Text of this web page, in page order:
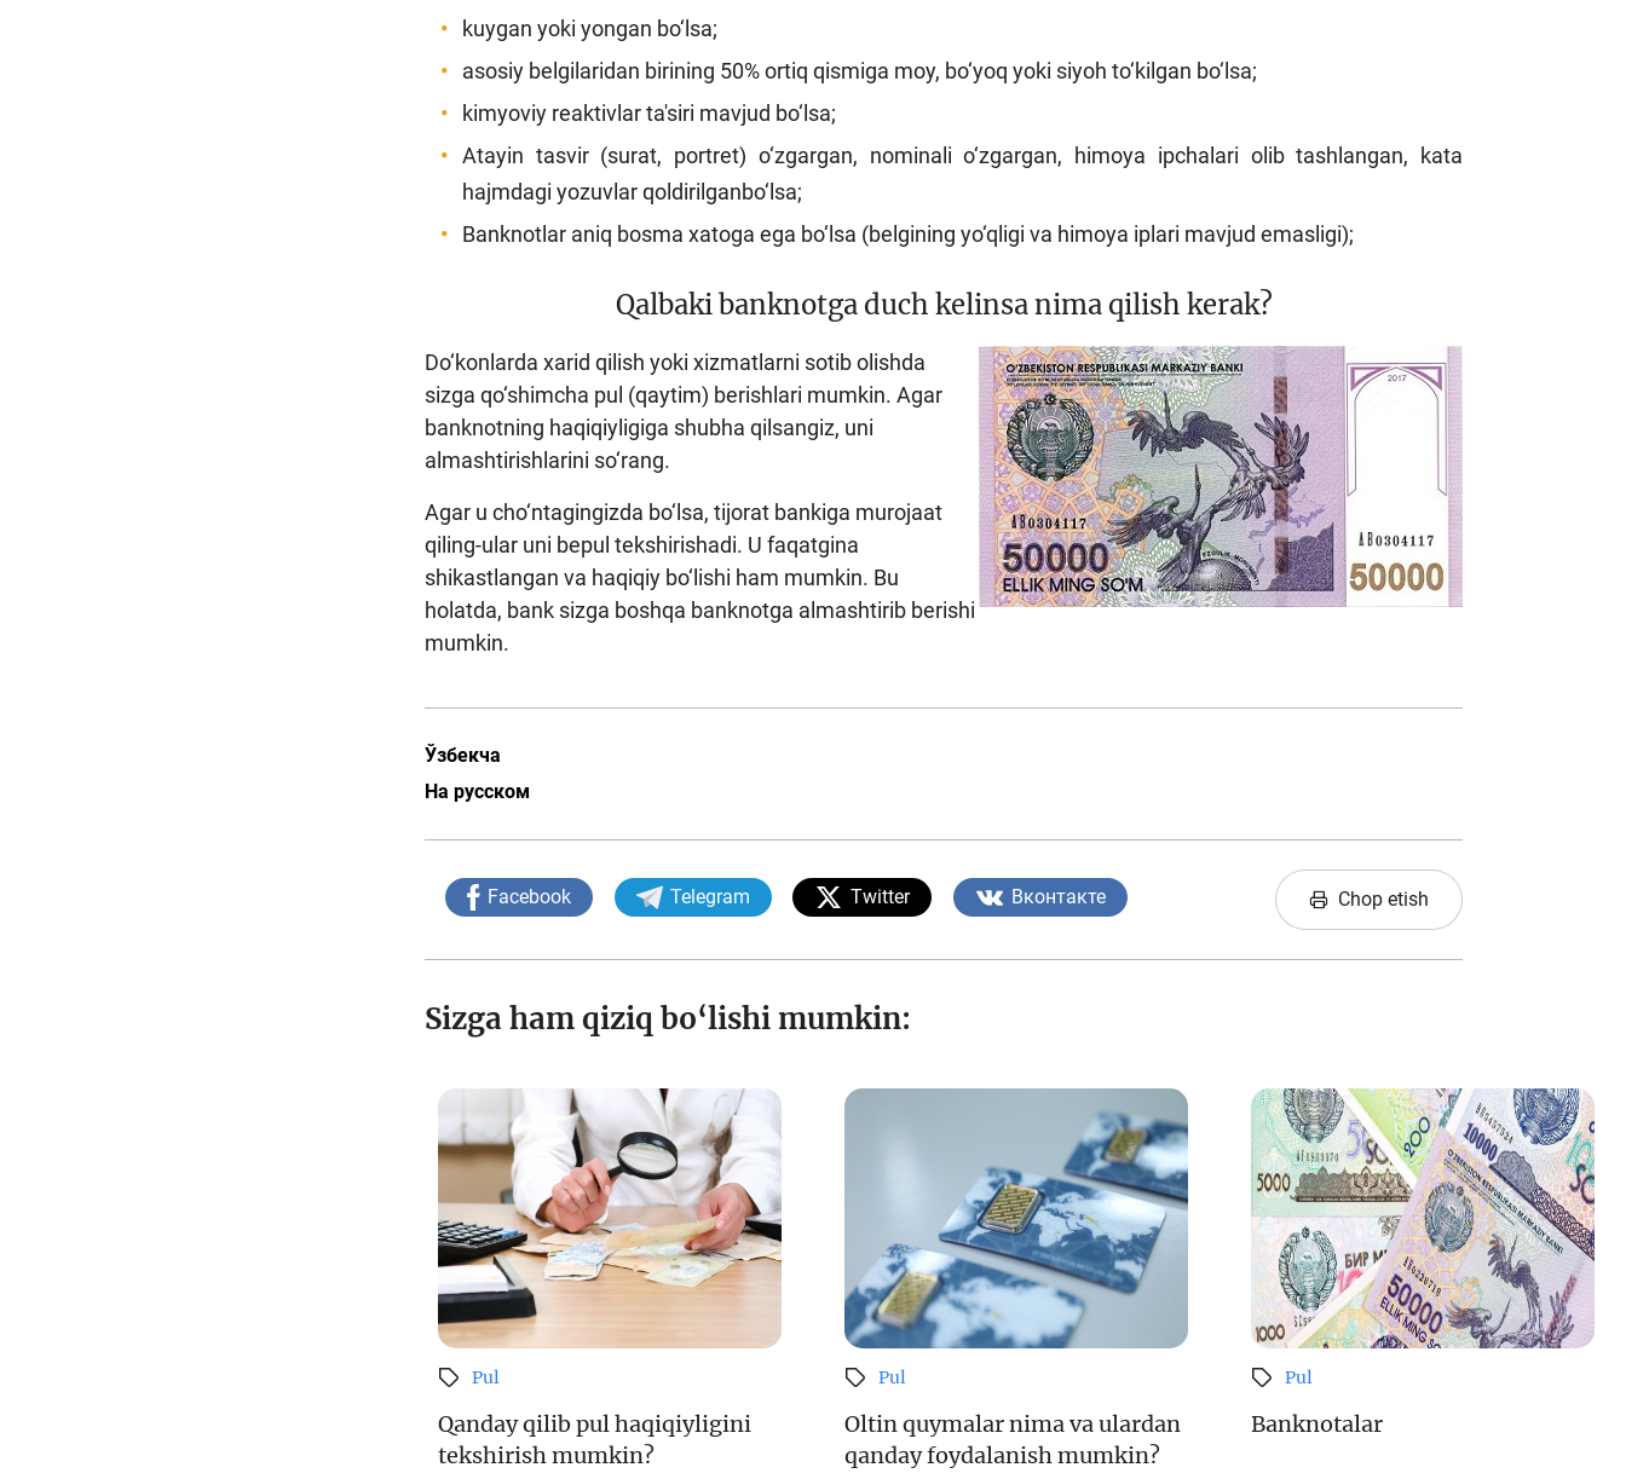
kuygan yoki yongan bo‘lsa;
asosiy belgilaridan birining 50% ortiq qismiga moy, bo‘yoq yoki siyoh to‘kilgan bo‘lsa;
kimyoviy reaktivlar ta'siri mavjud bo‘lsa;
Atayin tasvir (surat, portret) o‘zgargan, nominali o‘zgargan, himoya ipchalari olib tashlangan, kata
hajmdagi yozuvlar qoldirilganbo‘lsa;
Banknotlar aniq bosma xatoga ega bo‘lsa (belgining yo‘qligi va himoya iplari mavjud emasligi);
Qalbaki banknotga duch kelinsa nima qilish kerak?
Do‘konlarda xarid qilish yoki xizmatlarni sotib olishda
sizga qo‘shimcha pul (qaytim) berishlari mumkin. Agar
banknotning haqiqiyligiga shubha qilsangiz, uni
almashtirishlarini so‘rang.
Agar u cho‘ntagingizda bo‘lsa, tijorat bankiga murojaat
qiling-ular uni bepul tekshirishadi. U faqatgina
shikastlangan va haqiqiy bo‘lishi ham mumkin. Bu
holatda, bank sizga boshqa banknotga almashtirib berishi
mumkin.
Ўзбекча
На русском
Facebook Telegram Twitter Вконтакте Chop etish
Sizga ham qiziq bo‘lishi mumkin:
Pul
Qanday qilib pul haqiqiyligini
tekshirish mumkin?
Pul
Oltin quymalar nima va ulardan
qanday foydalanish mumkin?
Pul
Banknotalar